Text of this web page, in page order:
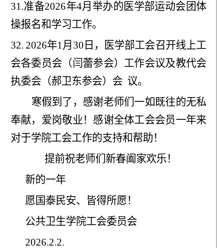
31.准备2026年4月举办的医学部运动会团体
操报名和学习工作。
32. 2026年1月30日，医学部工会召开线上工
会各委员会 （闫蕾参会）工作会议及教代会
执委会（郝卫东参会）会 议。
寒假到了，感谢老师们一如既往的无私
奉献，爱岗敬业！感谢全体工会会员一年来
对于学院工会工作的支持和帮助！
提前祝老师们新春阖家欢乐！
新的一年
愿国泰民安、皆得所愿！
公共卫生学院工会委员会
2026.2.2.